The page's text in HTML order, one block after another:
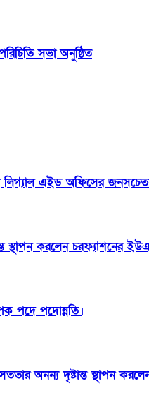
সভা অনুষ্ঠিত
এইড অফিসের
স্থাপন করলেন চরফ্যাশনের
পদে পদোন্নতি।
অনন্য দৃষ্টান্ত স্থাপন